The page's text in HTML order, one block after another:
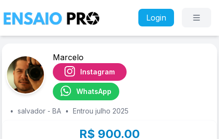
Login
Marcelo
Instagram
WhatsApp
• salvador - BA • Entrou julho 2025
R$ 900.00